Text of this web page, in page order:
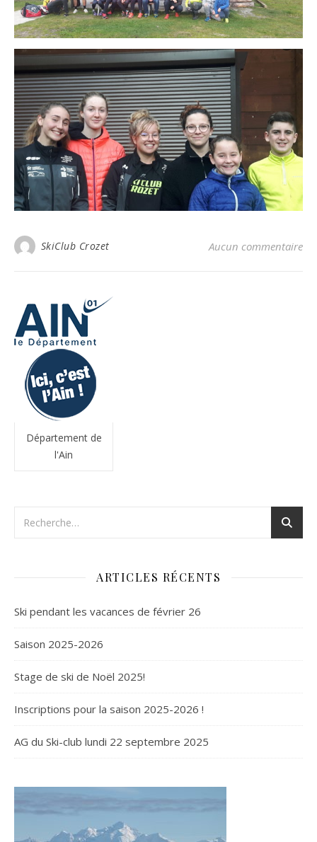
SkiClub Crozet Aucun commentaire
Département de
l'Ain
ARTICLES RÉCENTS
Ski pendant les vacances de février 26
Saison 2025-2026
Stage de ski de Noël 2025!
Inscriptions pour la saison 2025-2026 !
AG du Ski-club lundi 22 septembre 2025